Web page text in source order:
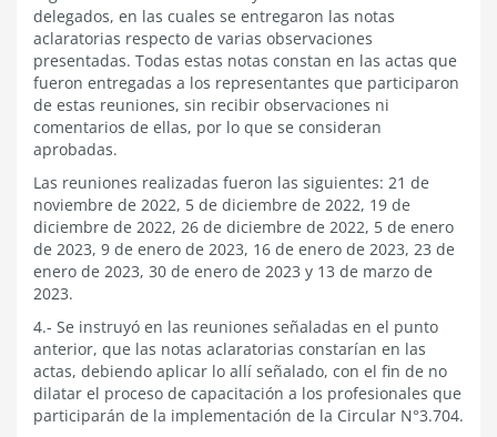
delegados, en las cuales se entregaron las notas
aclaratorias respecto de varias observaciones
presentadas. Todas estas notas constan en las actas que
fueron entregadas a los representantes que participaron
de estas reuniones, sin recibir observaciones ni
comentarios de ellas, por lo que se consideran
aprobadas.
Las reuniones realizadas fueron las siguientes: 21 de
noviembre de 2022, 5 de diciembre de 2022, 19 de
diciembre de 2022, 26 de diciembre de 2022, 5 de enero
de 2023, 9 de enero de 2023, 16 de enero de 2023, 23 de
enero de 2023, 30 de enero de 2023 y 13 de marzo de
2023.
4.- Se instruyó en las reuniones señaladas en el punto
anterior, que las notas aclaratorias constarían en las
actas, debiendo aplicar lo allí señalado, con el fin de no
dilatar el proceso de capacitación a los profesionales que
participarán de la implementación de la Circular N°3.704.